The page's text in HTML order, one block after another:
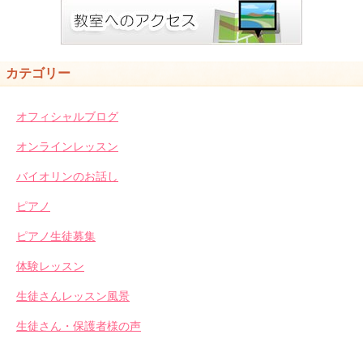
カテゴリー
オフィシャルブログ
オンラインレッスン
バイオリンのお話し
ピアノ
ピアノ生徒募集
体験レッスン
生徒さんレッスン風景
生徒さん・保護者様の声